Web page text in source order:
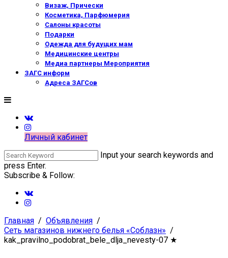
Визаж, Прически
Косметика, Парфюмерия
Салоны красоты
Подарки
Одежда для будущих мам
Медицинские центры
Медиа партнеры Мероприятия
ЗАГС информ
Адреса ЗАГСов
Личный кабинет
Input your search keywords and
press Enter.
Subscribe & Follow:
Главная
Объявления
Сеть магазинов нижнего белья «Соблазн»
kak_pravilno_podobrat_bele_dlja_nevesty-07 ★